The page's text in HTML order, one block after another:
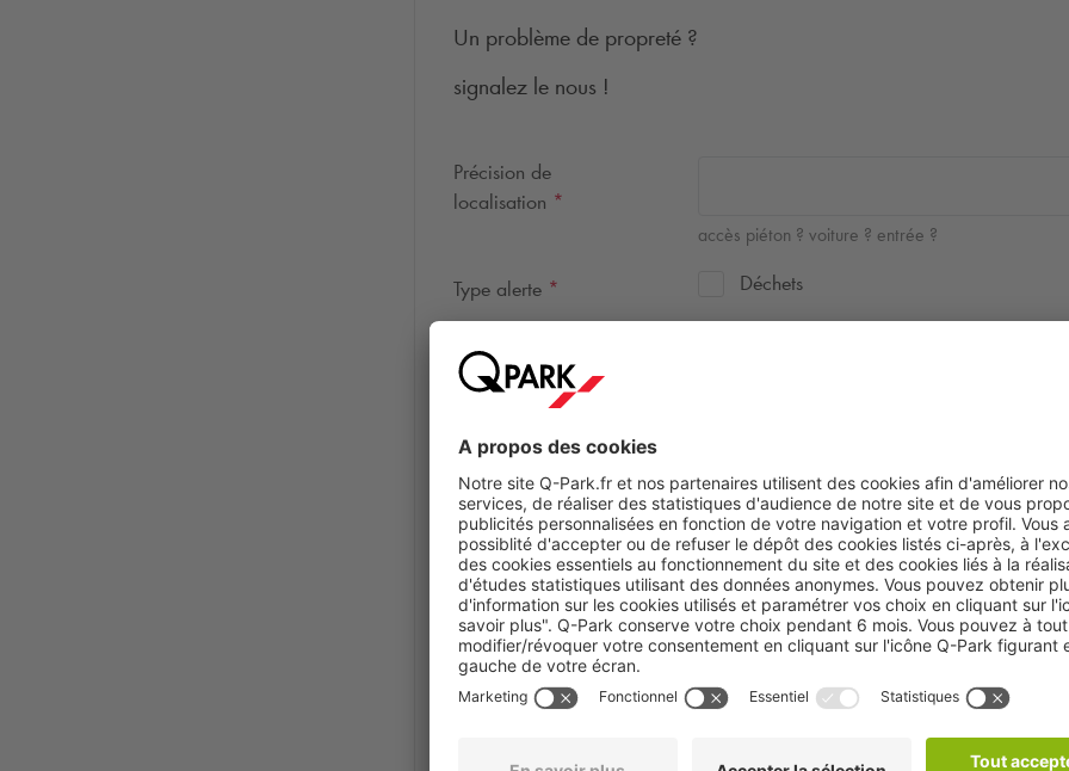
Un problème de propreté ?
signalez le nous !
Précision de
localisation *
accès piéton ? voiture ? entrée ?
Type alerte *
Déchets
autre
Photo*
Déposer ici
sur vos